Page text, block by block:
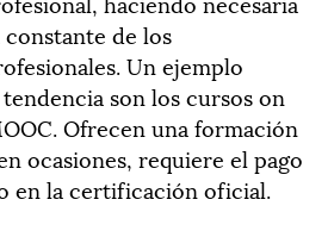
de los
Un ejemplo
son los cursos on
Ofrecen una formación
ocasiones, requiere el pago
en la certificación oficial.